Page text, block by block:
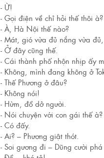
- Ừ!
- Gọi điện về chỉ hỏi thế thôi à?
- À, Hà Nội thế nào?
- Mát, gió vừa đủ nắng vừa
- Ở đây cũng thế.
- Cái thành phố nhộn nhịp ấy
- Không, mình đang không ở
- Thế Phương ở đâu?
- Không nói!
- Hừm, đồ dở người.
- Nói chuyện với con gái thế
- Có đấy.
- Ai? – Phương giật thót.
- Soi gương đi – Dũng cười phá